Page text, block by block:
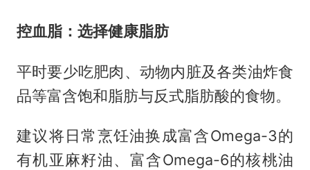
控血脂：选择健康脂肪
平时要少吃肥肉、动物内脏及各类油炸食
品等富含饱和脂肪与反式脂肪酸的食物。
建议将日常烹饪油换成富含Omega-3的
有机亚麻籽油、富含Omega-6的核桃油